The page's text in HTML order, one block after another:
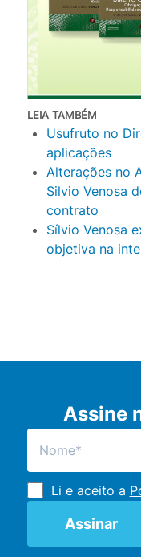
LEIA TAMBÉM
Usufruto no
aplicações
Alterações no
Silvio Venosa
contrato
Sílvio Venosa
objetiva na
Assine
Li e aceito a